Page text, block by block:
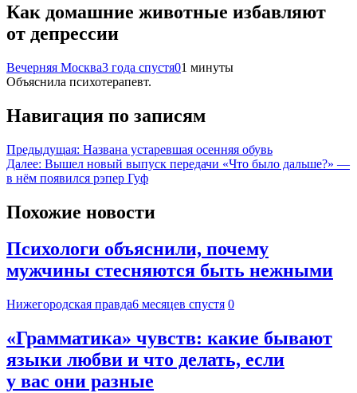
Как домашние животные избавляют
от депрессии
Вечерняя Москва3 года спустя01 минуты
Объяснила психотерапевт.
Навигация по записям
Предыдущая: Названа устаревшая осенняя обувь
Далее: Вышел новый выпуск передачи «Что было дальше?» —
в нём появился рэпер Гуф
Похожие новости
Психологи объяснили, почему
мужчины стесняются быть нежными
Нижегородская правда6 месяцев спустя 0
«Грамматика» чувств: какие бывают
языки любви и что делать, если
у вас они разные